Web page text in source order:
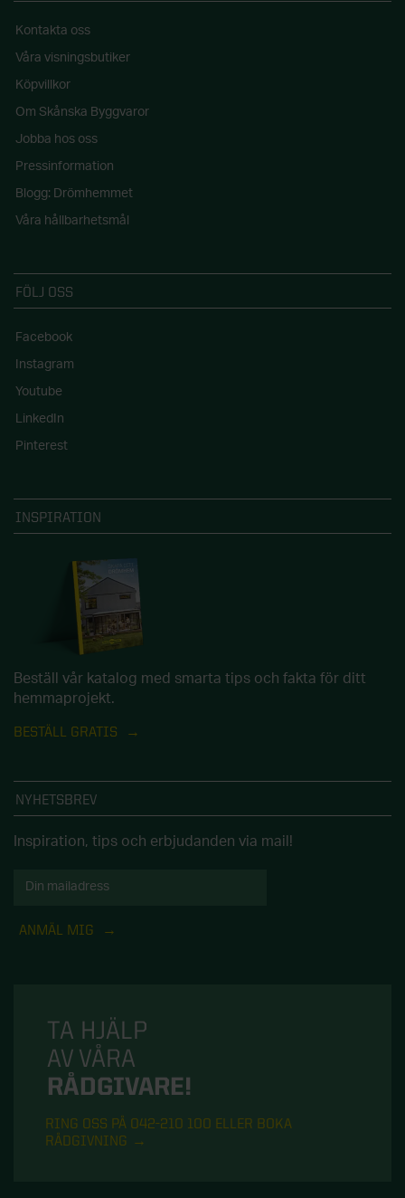
Kontakta oss
Våra visningsbutiker
Köpvillkor
Om Skånska Byggvaror
Jobba hos oss
Pressinformation
Blogg: Drömhemmet
Våra hållbarhetsmål
FÖLJ OSS
Facebook
Instagram
Youtube
LinkedIn
Pinterest
INSPIRATION
Beställ vår katalog med smarta tips och fakta för ditt
hemmaprojekt.
BESTÄLL GRATIS
NYHETSBREV
Inspiration, tips och erbjudanden via mail!
ANMÄL MIG
TA HJÄLP
AV VÅRA
RÅDGIVARE!
RING OSS PÅ 042-210 100 ELLER BOKA
RÅDGIVNING